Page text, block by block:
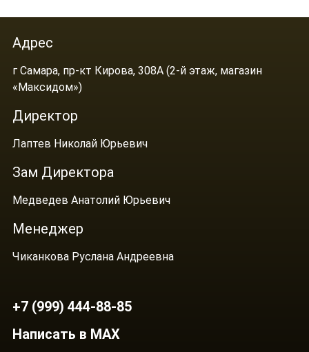
Адрес
г Самара, пр-кт Кирова, 308А (2-й этаж, магазин
«Максидом»)
Директор
Лаптев Николай Юрьевич
Зам Директора
Медведев Анатолий Юрьевич
Менеджер
Чиканкова Руслана Андреевна
+7 (999) 444-88-85
Написать в MAX